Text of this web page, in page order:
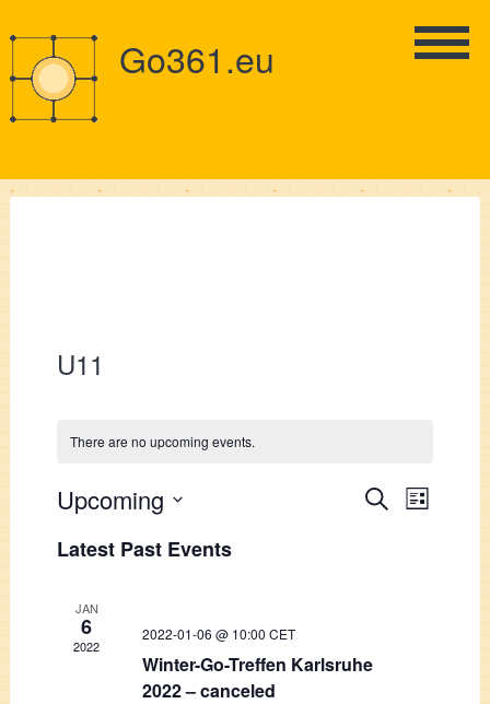
Go361.eu
U11
There are no upcoming events.
Events
Navigation
SearchEvent
List
Upcoming
date.
Latest Past Events
JAN
6
2022
2022-01-06 @ 10:00 CET
Winter-Go-Treffen Karlsruhe
2022 – canceled